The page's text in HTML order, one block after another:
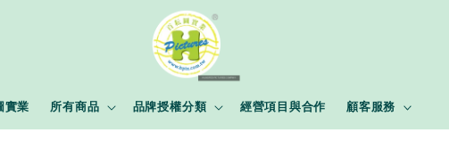
實業 所有商品 品牌授權分類 經營項目與合作 顧客服務